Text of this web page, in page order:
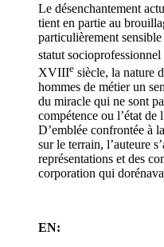
Le désenchantement
tient en partie au
particulièrement
statut
XVIIIe siècle, la nature
hommes de métier un
du miracle qui ne sont
compétence ou l’état de
D’emblée confrontée à
sur le terrain, l’auteure
représentations et des
corporation qui
EN: